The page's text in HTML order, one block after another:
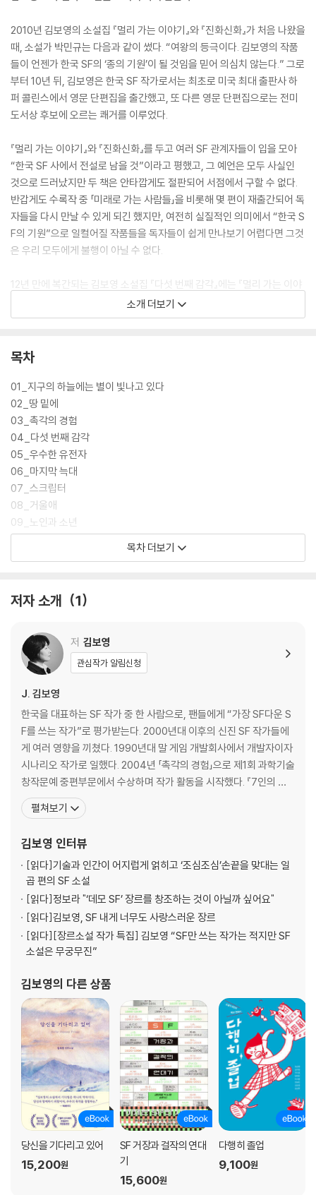
2010년 김보영의 소설집 『멀리 가는 이야기』와 『진화신화』가 처음 나왔을
때, 소설가 박민규는 다음과 같이 썼다. “여왕의 등극이다. 김보영의 작품
들이 언젠가 한국 SF의 ‘종의 기원’이 될 것임을 믿어 의심치 않는다.” 그로
부터 10년 뒤, 김보영은 한국 SF 작가로서는 최초로 미국 최대 출판사 하
퍼 콜린스에서 영문 단편집을 출간했고, 또 다른 영문 단편집으로는 전미
도서상 후보에 오르는 쾌거를 이루었다.
『멀리 가는 이야기』와 『진화신화』를 두고 여러 SF 관계자들이 입을 모아
“한국 SF 사에서 전설로 남을 것”이라고 평했고, 그 예언은 모두 사실인
것으로 드러났지만 두 책은 안타깝게도 절판되어 서점에서 구할 수 없다.
반갑게도 수록작 중 「미래로 가는 사람들」을 비롯해 몇 편이 재출간되어 독
자들을 다시 만날 수 있게 되긴 했지만, 여전히 실질적인 의미에서 “한국 S
F의 기원”으로 일컬어질 작품들을 독자들이 쉽게 만나보기 어렵다면 그것
은 우리 모두에게 불행이 아닐 수 없다.
12년 만에 복간되는 김보영 소설집 『다섯 번째 감각』에는 『멀리 가는 이야
기』와 『진화신화』 중 따로 출간된 「미래로 가는 사람들」 연작과, 후속편을
집필해 장편으로 준비 중인 「종의 기원」 연작, 그래픽 노블로 나오게 될 「진
작품이 수록되었다. 데뷔작이자 제1회 과학기술 창작문예 대상을 받은 「촉
될 「지구의 하늘에는 별이 빛나고 있다」까지, 오래도록 한국의 SF에서 빛
나고 있었던 김보영의 초기 걸작들을 다시 만나보자.
소개 더보기
목차
01_지구의 하늘에는 별이 빛나고 있다
02_땅 밑에
03_촉각의 경험
04_다섯 번째 감각
05_우수한 유전자
06_마지막 늑대
07_스크립터
08_거울애
09_노인과 소년
10_몽중몽
목차 더보기
저자 소개 1
저 김보영
관심작가 알림신청
J. 김보영
한국을 대표하는 SF 작가 중 한 사람으로, 팬들에게 “가장 SF다운 S
F를 쓰는 작가”로 평가받는다. 2000년대 이후의 신진 SF 작가들에
게 여러 영향을 끼쳤다. 1990년대 말 게임 개발회사에서 개발자이자
시나리오 작가로 일했다. 2004년 「촉각의 경험」으로 제1회 과학기술
창작문예 중편부문에서 수상하며 작가 활동을 시작했다. 『7인의 집
행관』으로 제1회 SF 어워드 장편부문 대상, 「세상에서 가장 빠른 사
람」으로 제2회 SF 어워드 중단편부문 우수상, 「얼마나 닮았는가」로
위원을 역임했고, 영화 [설
펼쳐보기
김보영 인터뷰
[읽다]기술과 인간이 어지럽게 얽히고 ‘조심조심’손끝을 맞대는 일
곱 편의 SF 소설
[읽다]정보라 "‘데모 SF’ 장르를 창조하는 것이 아닐까 싶어요"
[읽다]김보영, SF 내게 너무도 사랑스러운 장르
[읽다][장르소설 작가 특집] 김보영 “SF만 쓰는 작가는 적지만 SF
소설은 무궁무진”
김보영의 다른 상품
당신을 기다리고 있어
15,200원
SF 거장과 걸작의 연대
기
15,600원
다행히 졸업
9,100원